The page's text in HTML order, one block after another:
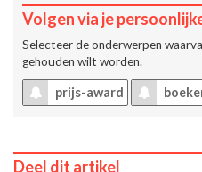
Volgen via je
Selecteer de onderwerpen
gehouden wilt worden.
prijs-award
Deel dit artikel